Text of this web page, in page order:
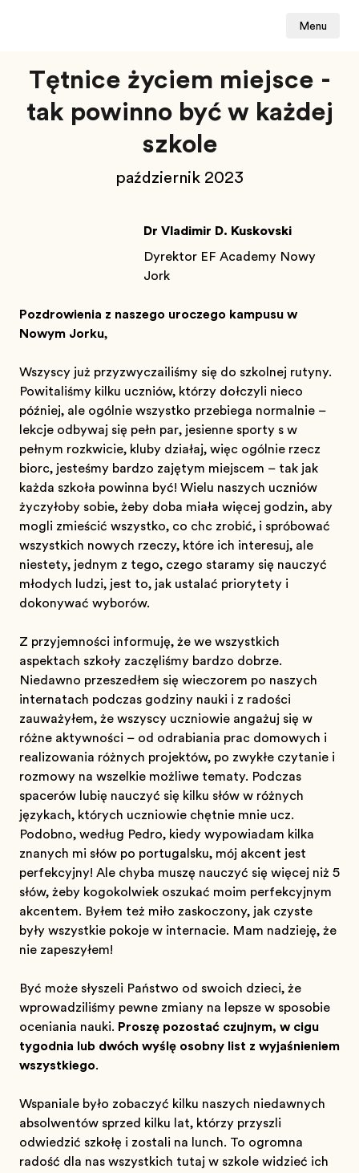
Menu
Tętniące życiem miejsce -
tak powinno być w każdej
szkole
październik 2023
Dr Vladimir D. Kuskovski
Dyrektor EF Academy Nowy
Jork
Pozdrowienia z naszego uroczego kampusu w
Nowym Jorku,
Wszyscy już przyzwyczailiśmy się do szkolnej rutyny.
Powitaliśmy kilku uczniów, którzy dołączyli nieco
później, ale ogólnie wszystko przebiega normalnie –
lekcje odbywają się pełną parą, jesienne sporty są w
pełnym rozkwicie, kluby działają, więc ogólnie rzecz
biorąc, jesteśmy bardzo zajętym miejscem – tak jak
każda szkoła powinna być! Wielu naszych uczniów
życzyłoby sobie, żeby doba miała więcej godzin, aby
mogli zmieścić wszystko, co chcą zrobić, i spróbować
wszystkich nowych rzeczy, które ich interesują, ale
niestety, jednym z tego, czego staramy się nauczyć
młodych ludzi, jest to, jak ustalać priorytety i
dokonywać wyborów.
Z przyjemnością informuję, że we wszystkich
aspektach szkoły zaczęliśmy bardzo dobrze.
Niedawno przeszedłem się wieczorem po naszych
internatach podczas godziny nauki i z radością
zauważyłem, że wszyscy uczniowie angażują się w
różne aktywności – od odrabiania prac domowych i
realizowania różnych projektów, po zwykłe czytanie i
rozmowy na wszelkie możliwe tematy. Podczas
spacerów lubię nauczyć się kilku słów w różnych
językach, których uczniowie chętnie mnie uczą.
Podobno, według Pedro, kiedy wypowiadam kilka
znanych mi słów po portugalsku, mój akcent jest
perfekcyjny! Ale chyba muszę nauczyć się więcej niż 5
słów, żeby kogokolwiek oszukać moim perfekcyjnym
akcentem. Byłem też miło zaskoczony, jak czyste
były wszystkie pokoje w internacie. Mam nadzieję, że
nie zapeszyłem!
Być może słyszeli Państwo od swoich dzieci, że
wprowadziliśmy pewne zmiany na lepsze w sposobie
oceniania nauki. Proszę pozostać czujnym, w ciągu
tygodnia lub dwóch wyślę osobny list z wyjaśnieniem
wszystkiego.
Wspaniale było zobaczyć kilku naszych niedawnych
absolwentów sprzed kilku lat, którzy przyszli
odwiedzić szkołę i zostali na lunch. To ogromna
radość dla nas wszystkich tutaj w szkole widzieć ich